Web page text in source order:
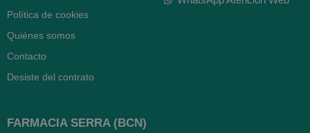
Política de cookies
Quiénes somos
Contacto
Desiste del contrato
FARMACIA SERRA (BCN)